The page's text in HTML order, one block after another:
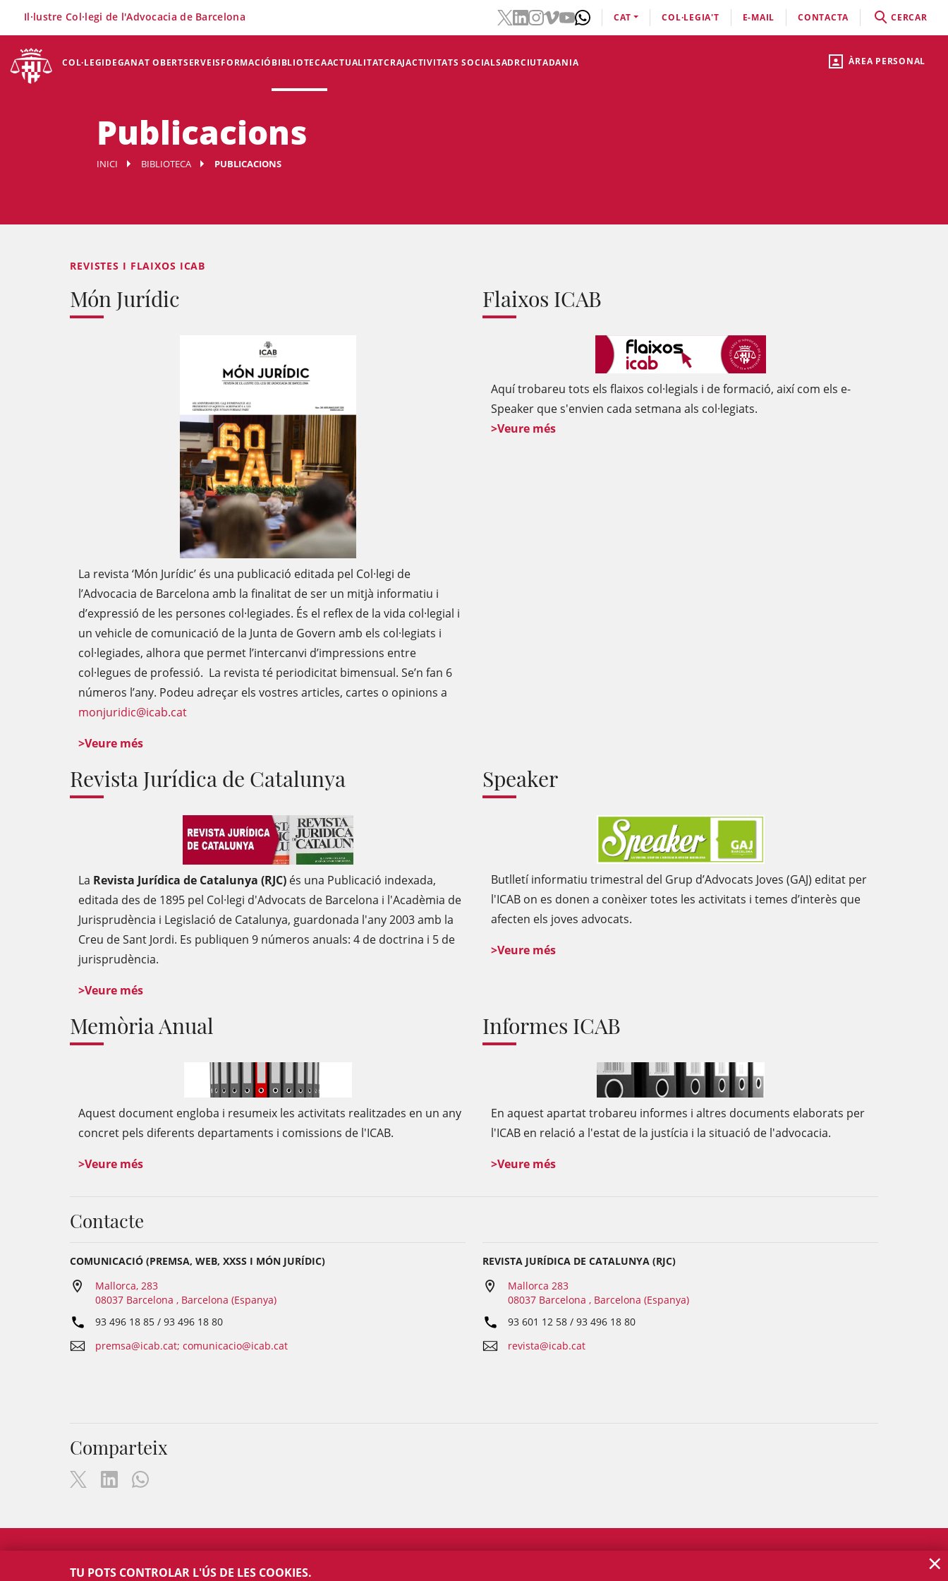
ÀREA PERSONAL
COL·LEGIDEGANAT OBERTSERVEISFORMACIÓBIBLIOTECAACTUALITATCRAJACTIVITATS SOCIALSADRCIUTADANIA
Il·lustre Col·legi de l'Advocacia de Barcelona CAT COL·LEGIA'T E-MAIL CONTACTA CERCAR
Publicacions
INICI BIBLIOTECA PUBLICACIONS
REVISTES I FLAIXOS ICAB
Món Jurídic
La revista ‘Món Jurídic’ és una publicació editada pel Col·legi de
l’Advocacia de Barcelona amb la finalitat de ser un mitjà informatiu i
d’expressió de les persones col·legiades. És el reflex de la vida col·legial i
un vehicle de comunicació de la Junta de Govern amb els col·legiats i
col·legiades, alhora que permet l’intercanvi d’impressions entre
col·legues de professió. La revista té periodicitat bimensual. Se’n fan 6
números l’any. Podeu adreçar els vostres articles, cartes o opinions a
monjuridic@icab.cat
>Veure més
Flaixos ICAB
Aquí trobareu tots els flaixos col·legials i de formació, així com els e-
Speaker que s'envien cada setmana als col·legiats.
>Veure més
Revista Jurídica de Catalunya
La Revista Jurídica de Catalunya (RJC) és una Publicació indexada,
editada des de 1895 pel Col·legi d'Advocats de Barcelona i l'Acadèmia de
Jurisprudència i Legislació de Catalunya, guardonada l'any 2003 amb la
Creu de Sant Jordi. Es publiquen 9 números anuals: 4 de doctrina i 5 de
jurisprudència.
>Veure més
Speaker
Butlletí informatiu trimestral del Grup d’Advocats Joves (GAJ) editat per
l'ICAB on es donen a conèixer totes les activitats i temes d’interès que
afecten els joves advocats.
>Veure més
Memòria Anual
Aquest document engloba i resumeix les activitats realitzades en un any
concret pels diferents departaments i comissions de l'ICAB.
>Veure més
Informes ICAB
En aquest apartat trobareu informes i altres documents elaborats per
l'ICAB en relació a l'estat de la justícia i la situació de l'advocacia.
>Veure més
Contacte
COMUNICACIÓ (PREMSA, WEB, XXSS I MÓN JURÍDIC)
Mallorca, 283
08037 Barcelona , Barcelona (Espanya)
93 496 18 85 / 93 496 18 80
premsa@icab.cat; comunicacio@icab.cat
REVISTA JURÍDICA DE CATALUNYA (RJC)
Mallorca 283
08037 Barcelona , Barcelona (Espanya)
93 601 12 58 / 93 496 18 80
revista@icab.cat
Comparteix
TU POTS CONTROLAR L'ÚS DE LES COOKIES. ×